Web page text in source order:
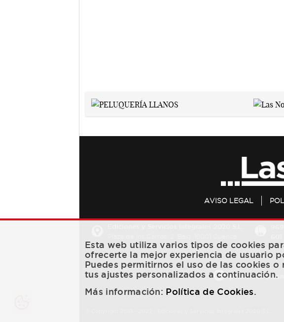
AVISO LEGAL
Esta web utiliza varios tipos de cookies
ofrecerte la mejor experiencia de usuario
Puedes permitirnos el uso de las cookies o
tus ajustes personalizados a continuación.
Más información: Política de Cookies.